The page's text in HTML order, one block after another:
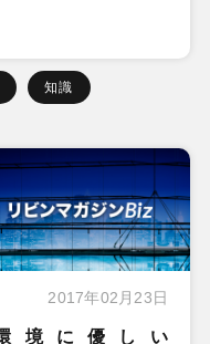
知識
2017年02月23日
境に優しい